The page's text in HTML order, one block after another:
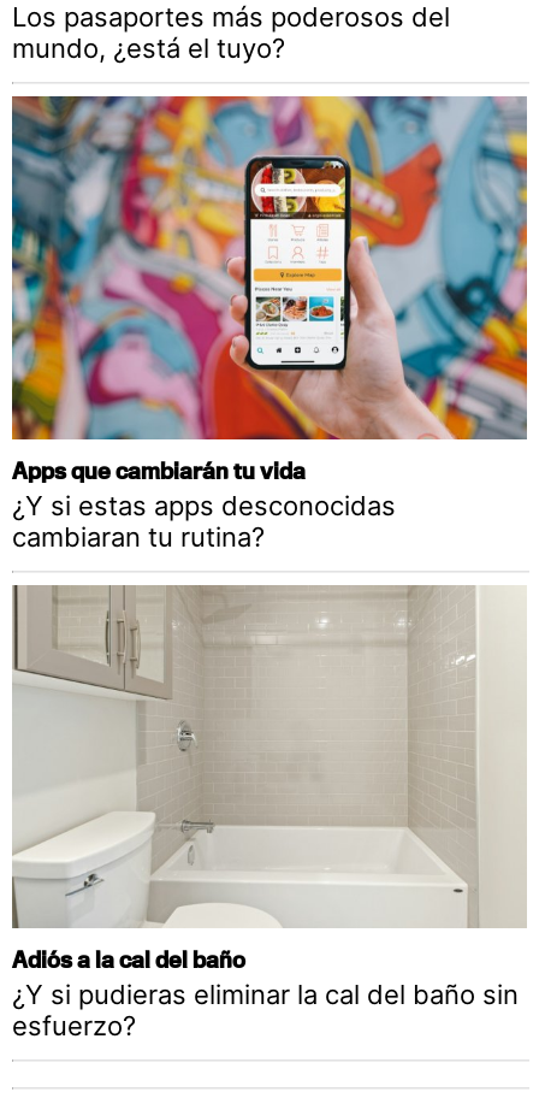
Los pasaportes más poderosos del
mundo, ¿está el tuyo?
Apps que cambiarán tu vida
¿Y si estas apps desconocidas
cambiaran tu rutina?
Adiós a la cal del baño
¿Y si pudieras eliminar la cal del baño sin
esfuerzo?